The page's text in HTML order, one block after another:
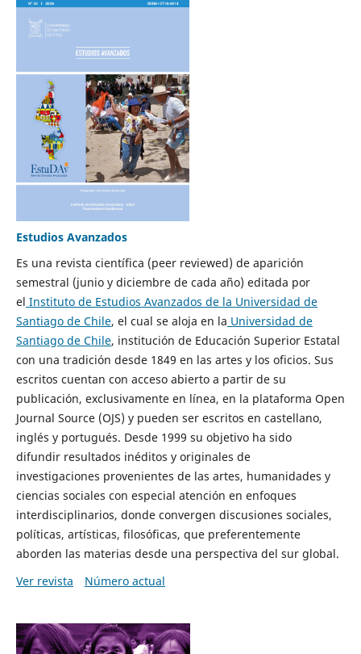
Estudios Avanzados
Es una revista científica (peer reviewed) de aparición
semestral (junio y diciembre de cada año) editada por
el Instituto de Estudios Avanzados de la Universidad de
Santiago de Chile, el cual se aloja en la Universidad de
Santiago de Chile, institución de Educación Superior Estatal
con una tradición desde 1849 en las artes y los oficios. Sus
escritos cuentan con acceso abierto a partir de su
publicación, exclusivamente en línea, en la plataforma Open
Journal Source (OJS) y pueden ser escritos en castellano,
inglés y portugués. Desde 1999 su objetivo ha sido
difundir resultados inéditos y originales de
investigaciones provenientes de las artes, humanidades y
ciencias sociales con especial atención en enfoques
interdisciplinarios, donde convergen discusiones sociales,
políticas, artísticas, filosóficas, que preferentemente
aborden las materias desde una perspectiva del sur global.
Ver revista
Número actual